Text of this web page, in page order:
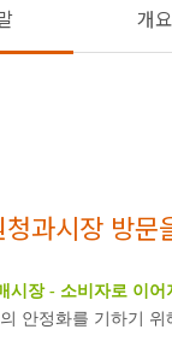
개요
과시장 방문
시장 - 소비자로 이
안정화를 기하기